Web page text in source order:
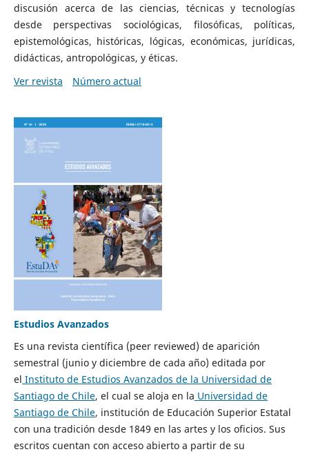
discusión acerca de las ciencias, técnicas y tecnologías
desde perspectivas sociológicas, filosóficas, políticas,
epistemológicas, históricas, lógicas, económicas, jurídicas,
didácticas, antropológicas, y éticas.
Ver revista
Número actual
Estudios Avanzados
Es una revista científica (peer reviewed) de aparición
semestral (junio y diciembre de cada año) editada por
el Instituto de Estudios Avanzados de la Universidad de
Santiago de Chile, el cual se aloja en la Universidad de
Santiago de Chile, institución de Educación Superior Estatal
con una tradición desde 1849 en las artes y los oficios. Sus
escritos cuentan con acceso abierto a partir de su